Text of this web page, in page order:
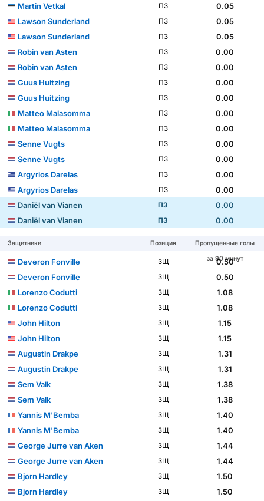
Martin Vetkal
ПЗ
0.05
Lawson Sunderland
ПЗ
0.05
Lawson Sunderland
ПЗ
0.05
Robin van Asten
ПЗ
0.00
Robin van Asten
ПЗ
0.00
Guus Huitzing
ПЗ
0.00
Guus Huitzing
ПЗ
0.00
Matteo Malasomma
ПЗ
0.00
Matteo Malasomma
ПЗ
0.00
Senne Vugts
ПЗ
0.00
Senne Vugts
ПЗ
0.00
Argyrios Darelas
ПЗ
0.00
Argyrios Darelas
ПЗ
0.00
Daniël van Vianen
ПЗ
0.00
Daniël van Vianen
ПЗ 0.00
Защитники Позиция
Пропущенные голы
за 90 минут
Deveron Fonville ЗЩ
0.50
Deveron Fonville
ЗЩ
0.50
Lorenzo Codutti
ЗЩ
1.08
Lorenzo Codutti
ЗЩ
1.08
John Hilton
ЗЩ
1.15
John Hilton
ЗЩ
1.15
Augustin Drakpe
ЗЩ
1.31
Augustin Drakpe
ЗЩ
1.31
Sem Valk
ЗЩ
1.38
Sem Valk
ЗЩ
1.38
Yannis M'Bemba
ЗЩ
1.40
Yannis M'Bemba
ЗЩ
1.40
George Jurre van Aken
ЗЩ
1.44
George Jurre van Aken
ЗЩ
1.44
Bjorn Hardley
ЗЩ
1.50
Bjorn Hardley
ЗЩ
1.50